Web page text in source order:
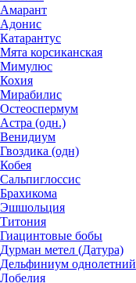
Амарант
Адонис
Катарантус
Мята корсиканская
Мимулюс
Кохия
Мирабилис
Остеоспермум
Астра (одн.)
Венидиум
Гвоздика (одн)
Кобея
Сальпиглоссис
Брахикома
Эшшольция
Титония
Гиацинтовые бобы
Дурман метел (Датура)
Дельфиниум однолетний
Лобелия